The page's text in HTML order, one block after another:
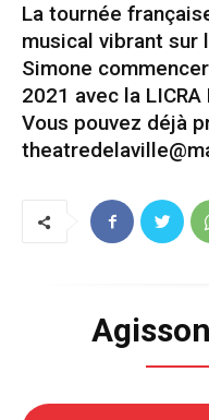
La tournée
musical vibrant sur
Simone
2021 avec la LICRA
Vous pouvez déjà